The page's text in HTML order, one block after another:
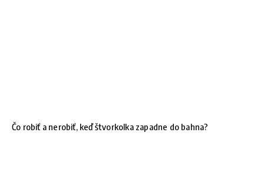
Čo robiť a nerobiť, keď štvorkolka zapadne do bahna?